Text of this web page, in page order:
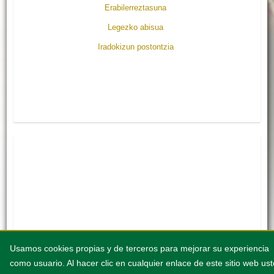
Usamos cookies propias y de terceros para mejorar su experiencia
como usuario. Al hacer clic en cualquier enlace de este sitio web
Erabilerreztasuna
Legezko abisua
Iradokizun postontzia